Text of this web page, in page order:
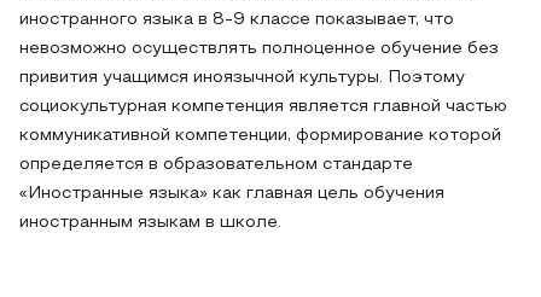
иностранного языка в 8-9 классе показывает, что
невозможно осуществлять полноценное обучение без
привития учащимся иноязычной культуры. Поэтому
социокультурная компетенция является главной частью
коммуникативной компетенции, формирование которой
определяется в образовательном стандарте
«Иностранные языка» как главная цель обучения
иностранным языкам в школе.